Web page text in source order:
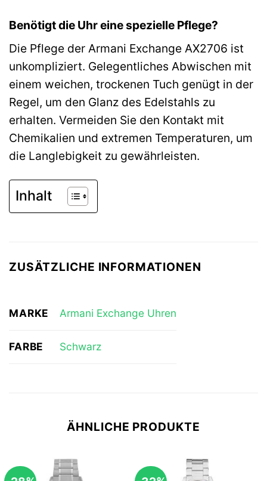
Benötigt die Uhr eine spezielle Pflege?
Die Pflege der Armani Exchange AX2706 ist
unkompliziert. Gelegentliches Abwischen mit
einem weichen, trockenen Tuch genügt in der
Regel, um den Glanz des Edelstahls zu
erhalten. Vermeiden Sie den Kontakt mit
Chemikalien und extremen Temperaturen, um
die Langlebigkeit zu gewährleisten.
Inhalt
ZUSÄTZLICHE INFORMATIONEN
MARKE Armani Exchange Uhren
FARBE Schwarz
ÄHNLICHE PRODUKTE